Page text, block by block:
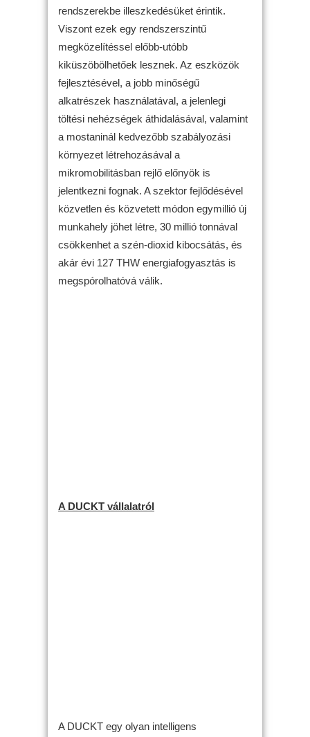
rendszerekbe illeszkedésüket érintik.
Viszont ezek egy rendszerszintű
megközelítéssel előbb-utóbb
kiküszöbölhetőek lesznek. Az eszközök
fejlesztésével, a jobb minőségű
alkatrészek használatával, a jelenlegi
töltési nehézségek áthidalásával, valamint
a mostaninál kedvezőbb szabályozási
környezet létrehozásával a
mikromobilitásban rejlő előnyök is
jelentkezni fognak. A szektor fejlődésével
közvetlen és közvetett módon egymillió új
munkahely jöhet létre, 30 millió tonnával
csökkenhet a szén-dioxid kibocsátás, és
akár évi 127 THW energiafogyasztás is
megspórolhatóvá válik.
A DUCKT vállalatról
A DUCKT egy olyan intelligens